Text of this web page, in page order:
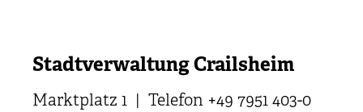
Stadtverwaltung Crailsheim
Marktplatz 1 | Telefon +49 7951 403-0